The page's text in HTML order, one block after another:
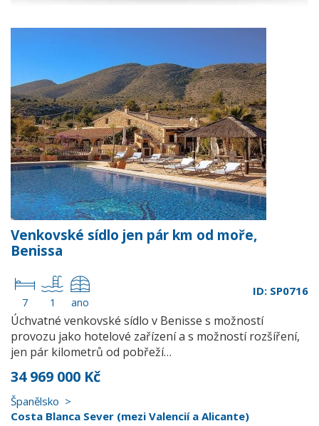
Venkovské sídlo jen pár km od moře,
Benissa
7 1 ano
ID: SP0716
Úchvatné venkovské sídlo v Benisse s možností
provozu jako hotelové zařízení a s možností rozšíření,
jen pár kilometrů od pobřeží…
34 969 000 Kč
Španělsko
Costa Blanca Sever (mezi Valencií a Alicante)